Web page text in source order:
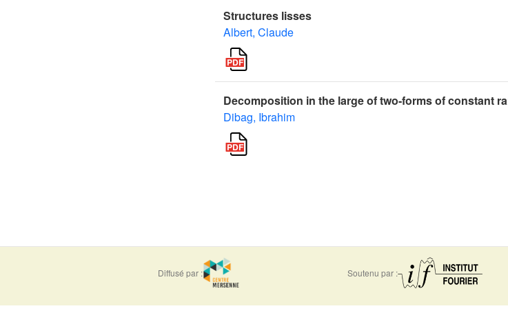
Structures lisses
Albert, Claude
Decomposition in the large of two-forms of constant
Dibag, Ibrahim
Diffusé par : Soutenu par :